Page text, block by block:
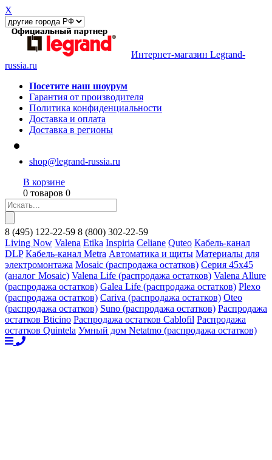
X
Интернет-магазин Legrand-
russia.ru
Посетите наш шоурум
Гарантия от производителя
Политика конфиденциальности
Доставка и оплата
Доставка в регионы
shop@legrand-russia.ru
В корзине
0 товаров 0
8 (495) 122-22-59 8 (800) 302-22-59
Living Now Valena Etika Inspiria Celiane Quteo Кабель-канал
DLP Кабель-канал Metra Автоматика и щиты Материалы для
электромонтажа Mosaic (распродажа остатков) Серия 45х45
(аналог Mosaic) Valena Life (распродажа остатков) Valena Allure
(распродажа остатков) Galea Life (распродажа остатков) Plexo
(распродажа остатков) Cariva (распродажа остатков) Oteo
(распродажа остатков) Suno (распродажа остатков) Распродажа
остатков Bticino Распродажа остатков Cablofil Распродажа
остатков Quintela Умный дом Netatmo (распродажа остатков)